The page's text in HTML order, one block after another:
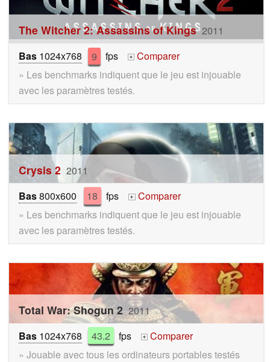
The Witcher 2: Assassins of Kings 2011
Bas 1024x768 9 fps +
Comparer
» Les benchmarks indiquent que le jeu est injouable
avec les paramètres testés.
Crysis 2 2011
Bas800x600 18 fps + Comparer
» Les benchmarks indiquent que le jeu est injouable
avec les paramètres testés.
Total War: Shogun 2 2011
Bas 1024x768 43.2 fps +
Comparer
» Jouable avec tous les ordinateurs portables testés